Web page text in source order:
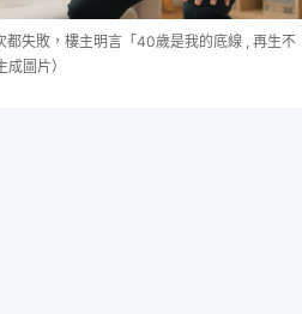
失敗，樓主明言「40歲是我的底線 , 再生不
圖片）